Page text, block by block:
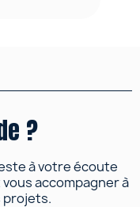
?
à votre écoute
accompagner à
projets.